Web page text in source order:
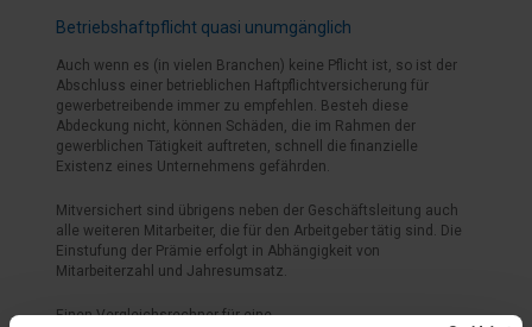
Betriebshaftpflicht quasi unumgänglich
Auch wenn es (in vielen Branchen) keine Pflicht ist, so ist der
Abschluss einer betrieblichen Haftpflichtversicherung für
gewerbetreibende immer zu empfehlen. Besteh diese
Abdeckung nicht, können Schäden, die im Rahmen der
gewerblichen Tätigkeit auftreten, schnell die finanzielle
Existenz eines Unternehmens gefährden.
Mitversichert sind übrigens neben der Geschäftsleitung auch
alle weiteren Mitarbeiter, die für den Arbeitgeber tätig sind. Die
Einstufung der Prämie erfolgt in Abhängigkeit von
Mitarbeiterzahl und Jahresumsatz.
Einen Vergleichsrechner für eine